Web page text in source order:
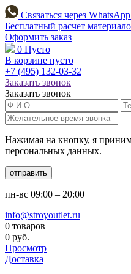
Связаться через WhatsApp
Бесплатный расчет
Оформить заказ
0 Пусто
В корзине пусто
+7 (495) 132-03-32
Заказать звонок
Заказать звонок
Нажимая на кнопку, я
персональных данных.
отправить
пн-вс 09:00 – 20:00
info@stroyoutlet.ru
0 товаров
0 руб.
Просмотр
Доставка